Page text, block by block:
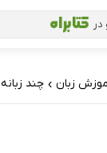
زبان › چند زبانه